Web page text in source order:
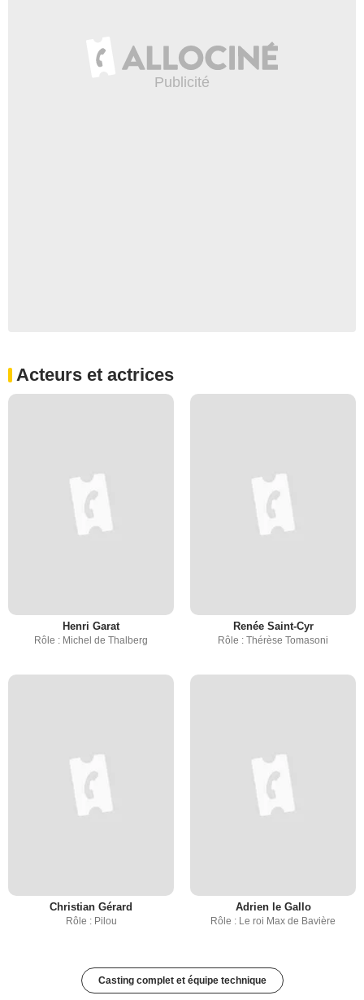
Acteurs et actrices
Henri Garat
Rôle : Michel de Thalberg
Renée Saint-Cyr
Rôle : Thérèse Tomasoni
Christian Gérard
Rôle : Pilou
Adrien le Gallo
Rôle : Le roi Max de Bavière
Casting complet et équipe technique